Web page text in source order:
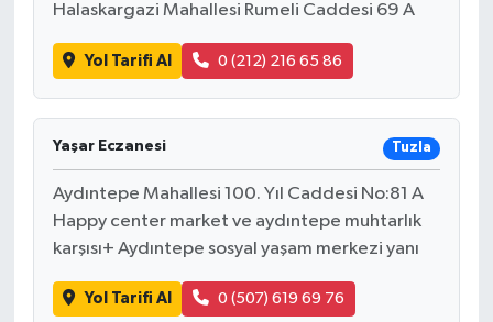
Halaskargazi Mahallesi Rumeli Caddesi 69 A
Yol Tarifi Al 0 (212) 216 65 86
Yaşar Eczanesi Tuzla
Aydıntepe Mahallesi 100. Yıl Caddesi No:81 A
Happy center market ve aydıntepe muhtarlık
karşısı+ Aydıntepe sosyal yaşam merkezi yanı
Yol Tarifi Al 0 (507) 619 69 76